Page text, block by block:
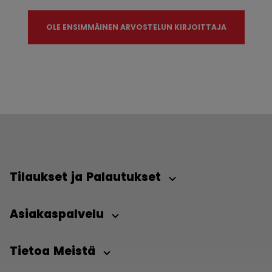
OLE ENSIMMÄINEN ARVOSTELUN KIRJOITTAJA
Tilaukset ja Palautukset
Asiakaspalvelu
Tietoa Meistä